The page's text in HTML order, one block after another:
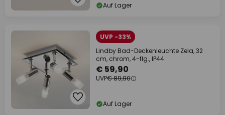
Auf Lager
UVP -33%
Lindby Bad-Deckenleuchte Zela, 32
cm, chrom, 4-flg., IP44
€ 59,90
UVP€ 89,90
Auf Lager